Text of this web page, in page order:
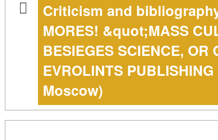
Criticism and
MORES! &quot;MASS
BESIEGES SCIENCE, OR
EVROLINTS
Moscow)